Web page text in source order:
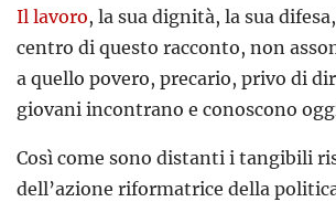
Il lavoro, la sua dignità, la sua
centro di questo racconto, non
a quello povero, precario, privo di
giovani incontrano e conoscono
Così come sono distanti i tangibili
dell’azione riformatrice della